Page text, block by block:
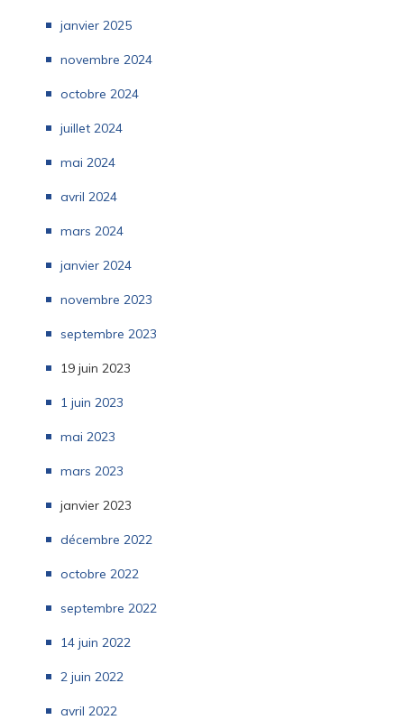
janvier 2025
novembre 2024
octobre 2024
juillet 2024
mai 2024
avril 2024
mars 2024
janvier 2024
novembre 2023
septembre 2023
19 juin 2023
1 juin 2023
mai 2023
mars 2023
janvier 2023
décembre 2022
octobre 2022
septembre 2022
14 juin 2022
2 juin 2022
avril 2022